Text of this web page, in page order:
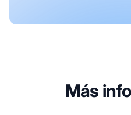
Más